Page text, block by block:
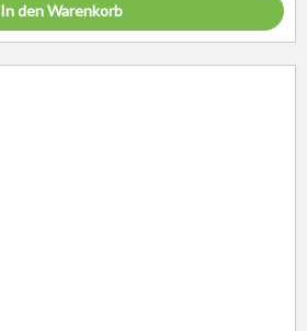
In den Warenkorb